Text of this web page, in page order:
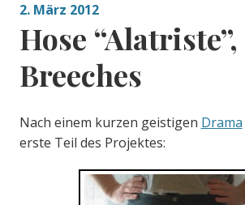
2. März 2012
Hose “Alatriste”,
Breeches
Nach einem kurzen geistigen Drama
erste Teil des Projektes: